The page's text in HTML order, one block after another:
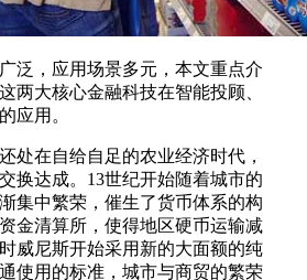
，应用场景多元，本文重点介
两大核心金融科技在智能投顾、
应用。
在自给自足的农业经济时代，
换达成。13世纪开始随着城市的
集中繁荣，催生了货币体系的构
金清算所，使得地区硬币运输减
威尼斯开始采用新的大面额的纯
使用的标准，城市与商贸的繁荣